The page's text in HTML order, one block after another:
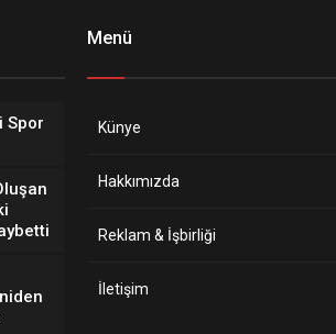
Spor
Menü
Künye
Hakkımızda
Reklam & İşbirliği
İletişim